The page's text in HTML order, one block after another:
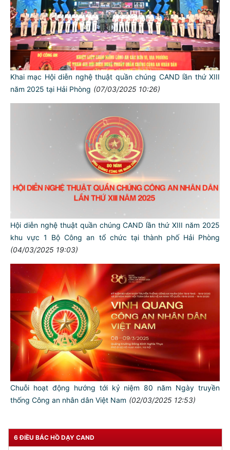
Khai mạc Hội diễn nghệ thuật quần chúng CAND lần thứ XIII
năm 2025 tại Hải Phòng (07/03/2025 10:26)
Hội diễn nghệ thuật quần chúng CAND lần thứ XIII năm 2025
khu vực 1 Bộ Công an tổ chức tại thành phố Hải Phòng
(04/03/2025 19:03)
Chuỗi hoạt động hướng tới kỷ niệm 80 năm Ngày truyền
thống Công an nhân dân Việt Nam (02/03/2025 12:53)
6 ĐIỀU BÁC HỒ DẠY CAND
TƯ CÁCH
NGƯỜI CÔNG AN CÁCH MỆNH LÀ:
Đối với tự mình, phải
CẦN, KIỆM, LIÊM, CHÍNH
Đối với đồng sự, phải
THÂN ÁI GIÚP ĐỠ
Đối với chính phủ, phải
Đối với nhân dân, phải
KÍNH TRỌNG LỄ PHÉP